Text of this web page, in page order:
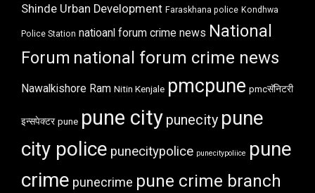
Shinde Urban Development Faraskhana police Kondhwa
Police Station natioanl forum crime news National
Forum national forum crime news
Nawalkishore Ram Nitin Kenjale pmcpune pmcसॅनिटरी
इन्सपेक्टर pune pune city punecity pune
city police punecitypolice punecitypoliice pune
crime punecrime pune crime branch